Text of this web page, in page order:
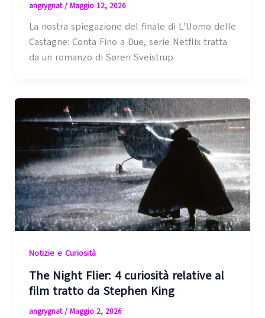
angrygnat/ Maggio 12, 2026
La nostra spiegazione del finale di L’Uomo delle
Castagne: Conta Fino a Due, serie Netflix tratta
da un romanzo di Søren Sveistrup
Notizie e Curiosità
The Night Flier: 4 curiosità relative al
film tratto da Stephen King
angrygnat/ Maggio 2, 2026